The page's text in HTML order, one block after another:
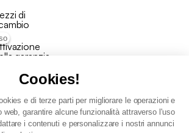
Cookies!
e di terze parti per migliorare le operazioni e
web, garantire alcune funzionalità attraverso l'uso
i contenuti e personalizzare i nostri annunci
di
garanzia